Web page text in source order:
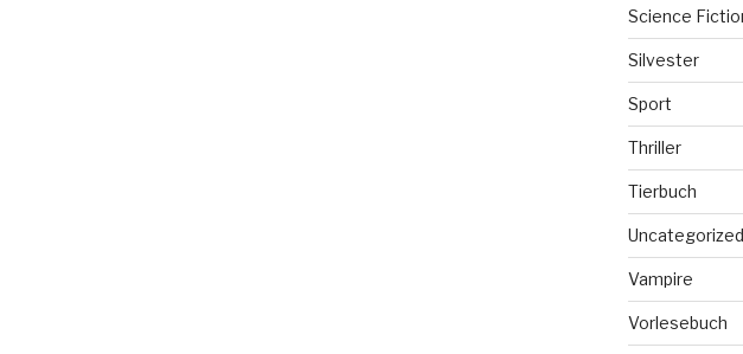
Science
Silvester
Sport
Thriller
Tierbuch
Uncategorized
Vampire
Vorlesebuch